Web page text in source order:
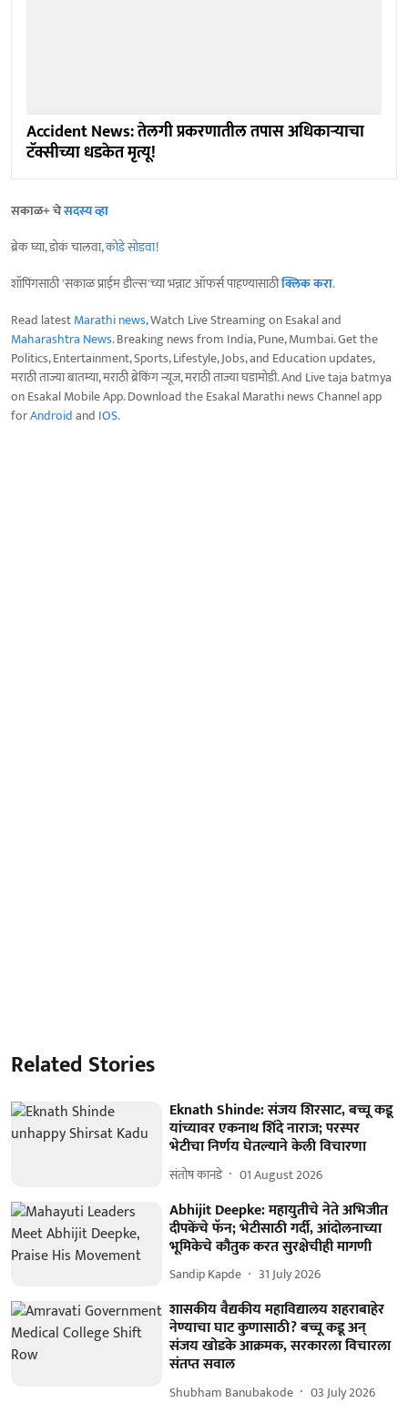
Accident News: तेलगी प्रकरणातील तपास अधिकाऱ्याचा
टॅक्सीच्या धडकेत मृत्यू!
सकाळ+ चेसदस्य व्हा
ब्रेक घ्या, डोकं चालवा,कोडे सोडवा!
शॉपिंगसाठी 'सकाळ प्राईम डील्स'च्या भन्नाट ऑफर्स पाहण्यासाठीक्लिक करा.
Read latestMarathi news, Watch Live Streaming on Esakal and
Maharashtra News. Breaking news from India, Pune, Mumbai. Get the
Politics, Entertainment, Sports, Lifestyle, Jobs, and Education updates,
मराठी ताज्या बातम्या, मराठी ब्रेकिंग न्यूज, मराठी ताज्या घडामोडी. And Live taja batmya
on Esakal Mobile App. Download the Esakal Marathi news Channel app
forAndroidand IOS.
Related Stories
Eknath Shinde: संजय शिरसाट, बच्चू कडू
यांच्यावर एकनाथ शिंदे नाराज; परस्पर
भेटीचा निर्णय घेतल्याने केली विचारणा
संतोष कानडे 01 August 2026
Abhijit Deepke: महायुतीचे नेते अभिजीत
दीपकेंचे फॅन; भेटीसाठी गर्दी, आंदोलनाच्या
भूमिकेचे कौतुक करत सुरक्षेचीही मागणी
Sandip Kapde 31 July 2026
शासकीय वैद्यकीय महाविद्यालय शहराबाहेर
नेण्याचा घाट कुणासाठी? बच्चू कडू अन्
संजय खोडके आक्रमक, सरकारला विचारला
संतप्त सवाल
Shubham Banubakode 03 July 2026